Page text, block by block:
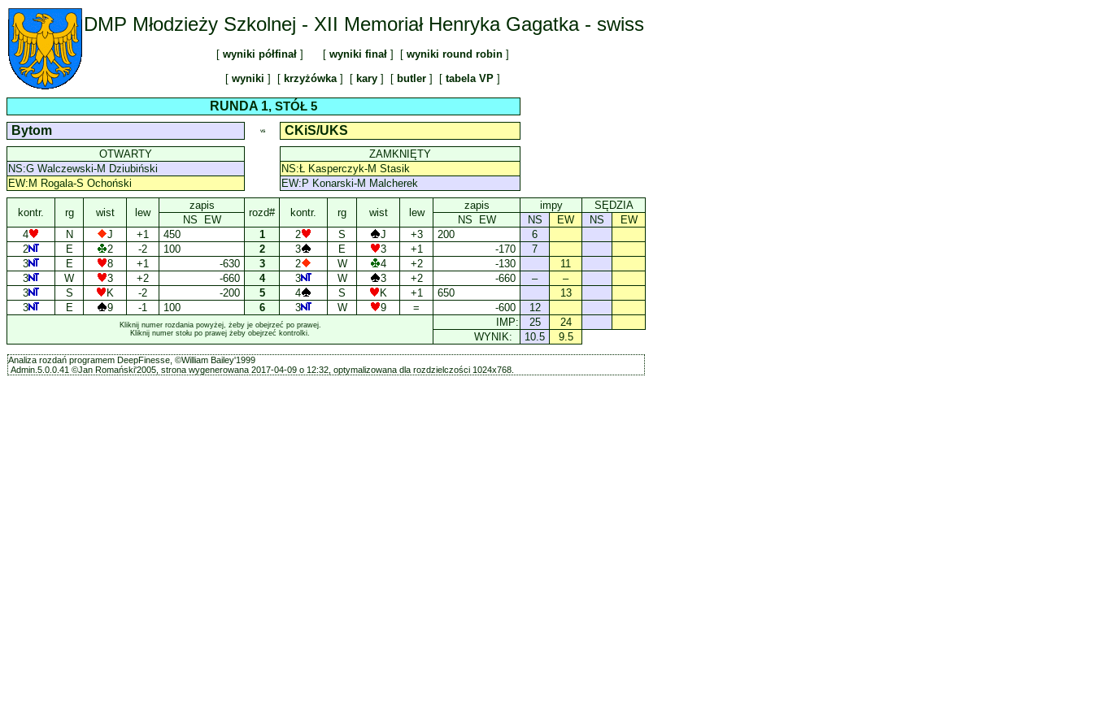
DMP Młodzieży Szkolnej - XII Memoriał Henryka Gagatka - swiss
[wyniki półfinał ] [wyniki finał ] [wyniki round robin ]
[wyniki ] [krzyżówka ] [kary ] [butler ] [tabela VP ]
RUNDA 1, STÓŁ 5
Bytom VS CKiS/UKS
OTWARTY
ZAMKNIĘTY
NS:G Walczewski-M Dziubiński
NS:Ł Kasperczyk-M Stasik
EW:M Rogala-S Ochoński
EW:P Konarski-M Malcherek
kontr. rg wist lew
zapis
rozd# kontr. rg wist lew
zapis impy
SĘDZIA
NS EW
NS EW NS EW NS
EW
4
N J +1 450 1 2 S J +3 200
6
2
E 2 -2 100 2 3 E 3 +1 -170
7
3
E 8 +1 -630 3 2 W 4 +2 -130
11
3
W 3 +2 -660 4 3 W 3 +2 -660 –
–
3
S K -2 -200 5 4 S K +1 650
13
3
E 9 -1 100 6 3 W 9 = -600 12
Kliknij numer rozdania powyżej, żeby je obejrzeć po prawej.
Kliknij numer stołu po prawej żeby obejrzeć kontrolki.
IMP: 25
24
WYNIK:
10.5 9.5
Analiza rozdań programem DeepFinesse, ©William Bailey'1999
Admin.5.0.0.41 ©Jan Romański'2005, strona wygenerowana 2017-04-09 o 12:32, optymalizowana dla rozdzielczości 1024x768.